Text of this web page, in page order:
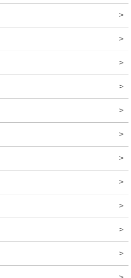
>
>
>
>
>
>
>
>
>
>
>